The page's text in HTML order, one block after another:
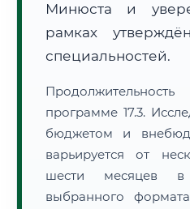
Минюста и
рамках
специальностей.
программе 17.3.
бюджетом и
варьируется от
шести месяцев в
выбранного